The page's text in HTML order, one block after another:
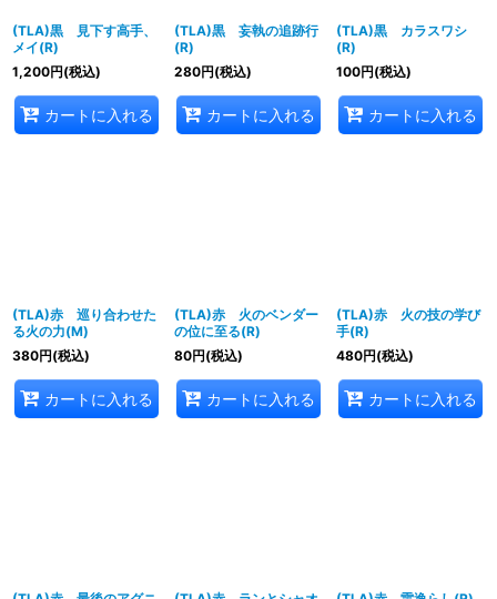
(TLA)黒 見下す高手、
メイ(R)
1,200円(税込)
カートに入れる
(TLA)黒 妄執の追跡行
(R)
280円(税込)
カートに入れる
(TLA)黒 カラスワシ
(R)
100円(税込)
カートに入れる
(TLA)赤 巡り合わせた
る火の力(M)
380円(税込)
カートに入れる
(TLA)赤 火のベンダー
の位に至る(R)
80円(税込)
カートに入れる
(TLA)赤 火の技の学び
手(R)
480円(税込)
カートに入れる